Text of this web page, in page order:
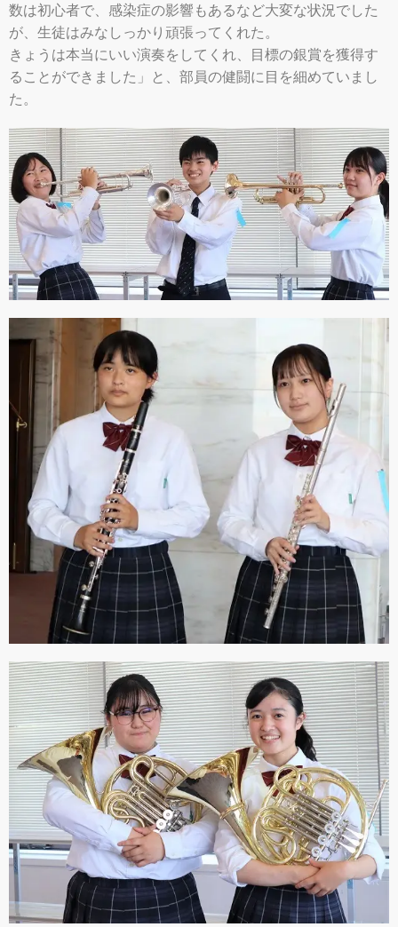
数は初心者で、感染症の影響もあるなど大変な状況でした
が、生徒はみなしっかり頑張ってくれた。
きょうは本当にいい演奏をしてくれ、目標の銀賞を獲得す
ることができました」と、部員の健闘に目を細めていまし
た。